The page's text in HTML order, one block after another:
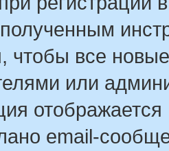
чтобы все
или
отображается
email-